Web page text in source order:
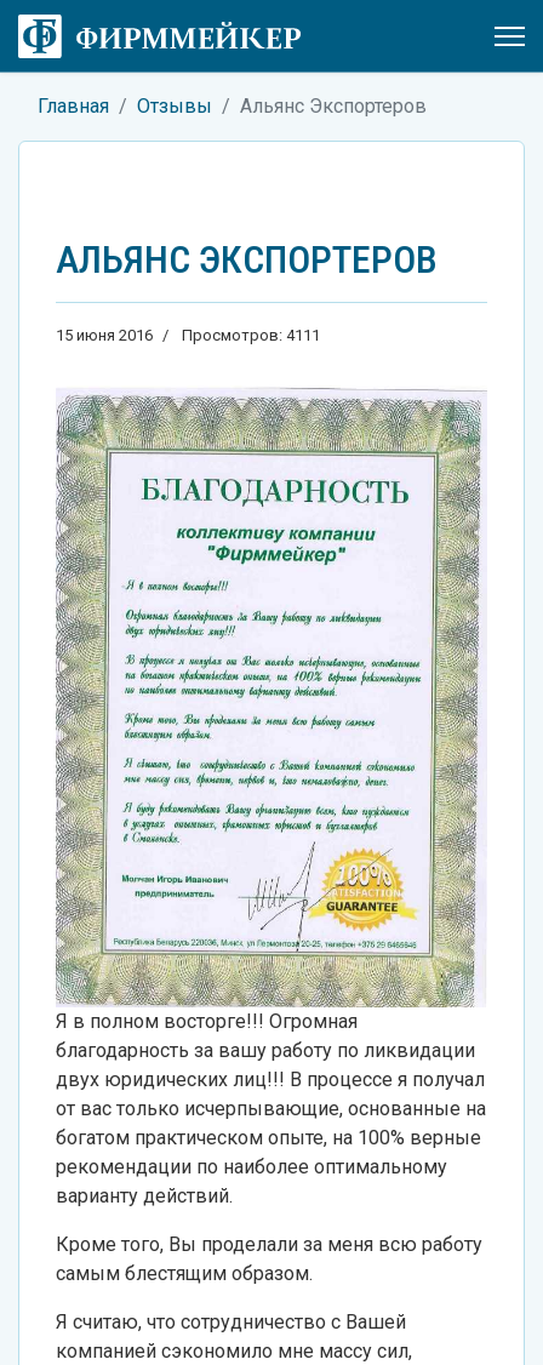
Главная Отзывы Альянс Экспортеров
АЛЬЯНС ЭКСПОРТЕРОВ
15 июня 2016 Просмотров: 4111
Я в полном восторге!!! Огромная
благодарность за вашу работу по ликвидации
двух юридических лиц!!! В процессе я получал
от вас только исчерпывающие, основанные на
богатом практическом опыте, на 100% верные
рекомендации по наиболее оптимальному
варианту действий.
Кроме того, Вы проделали за меня всю работу
самым блестящим образом.
Я считаю, что сотрудничество с Вашей
компанией сэкономило мне массу сил,